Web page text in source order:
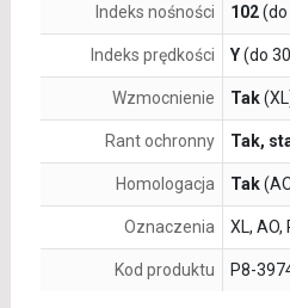
Indeks nośności 102(do
Indeks prędkości Y(do
Wzmocnienie Tak
Rant ochronny Tak,
Homologacja Tak
Oznaczenia XL, AO,
Kod produktu P8-